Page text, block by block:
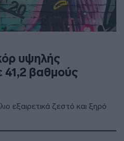
υψηλής
41,2 βαθμούς
εξαιρετικά ζεστό και ξηρό